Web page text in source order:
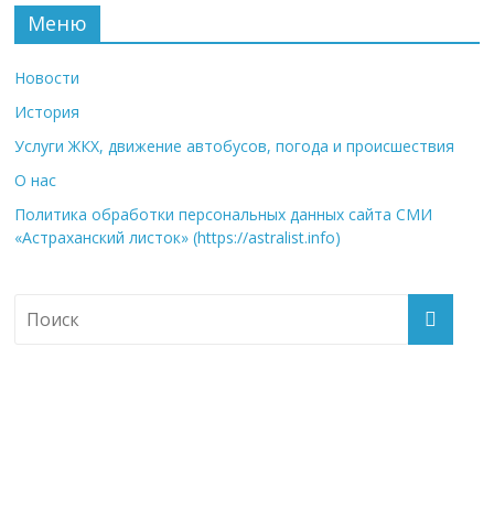
Меню
Новости
История
Услуги ЖКХ, движение автобусов, погода и происшествия
О нас
Политика обработки персональных данных сайта СМИ
«Астраханский листок» (https://astralist.info)